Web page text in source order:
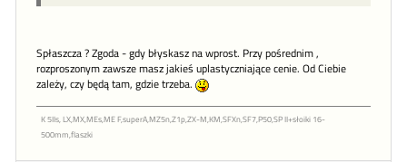
Spłaszcza ? Zgoda - gdy błyskasz na wprost. Przy pośrednim ,
rozproszonym zawsze masz jakieś uplastyczniające cenie. Od Ciebie
zależy, czy będą tam, gdzie trzeba.
K 5IIs, LX,MX,MEs,ME F,superA,MZ5n,Z1p,ZX-M,KM,SFXn,SF7,P50,SP II+słoiki 16-
500mm,flaszki